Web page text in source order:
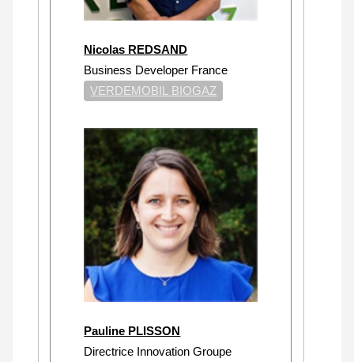
Nicolas REDSAND
Business Developer France
VERDEMOBIL BIOGAZ
Pauline PLISSON
Directrice Innovation Groupe